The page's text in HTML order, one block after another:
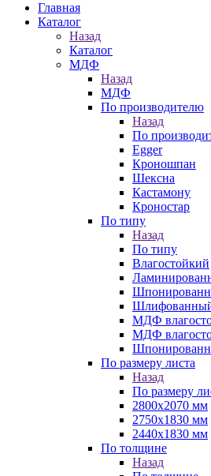
Главная
Каталог
Назад
Каталог
МДФ
Назад
МДФ
По производителю
Назад
По
Egger
Кроношпан
Шексна
Кастамону
Кроностар
По типу
Назад
По типу
Влагостойкий
МДФ
МДФ
По размеру листа
Назад
По размеру
2800х2070 мм
2750х1830 мм
2440х1830 мм
По толщине
Назад